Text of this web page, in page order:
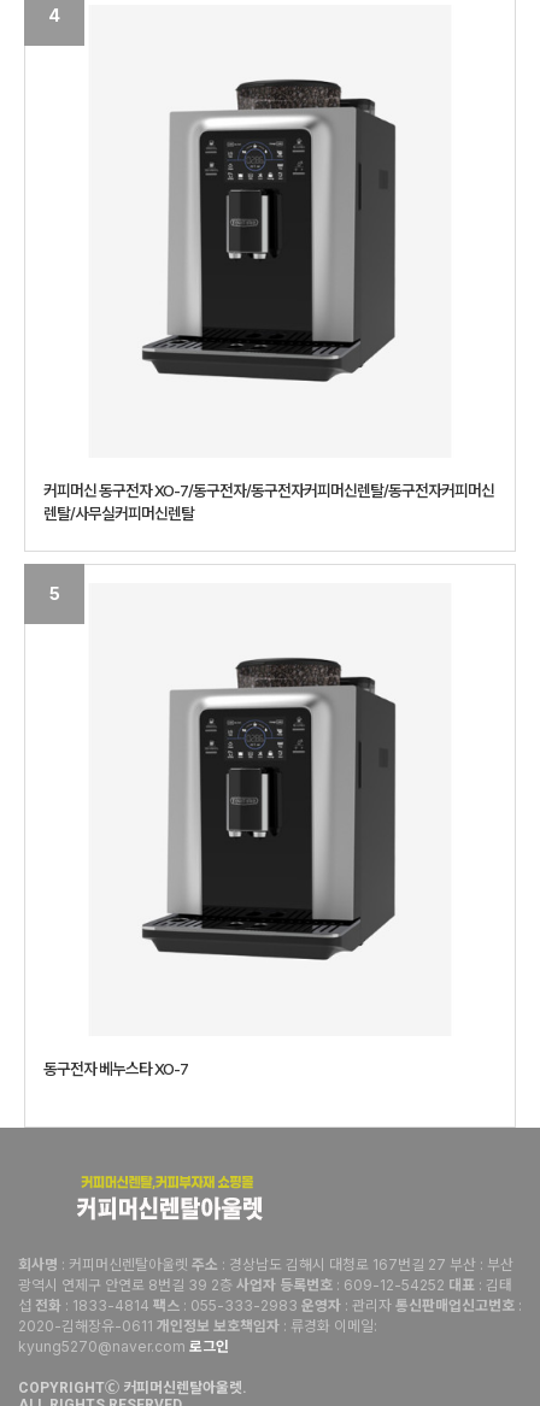
4
커피머신 동구전자 XO-7/동구전자/동구전자커피머신렌탈/동구전자커피머신
렌탈/사무실커피머신렌탈
5
동구전자 베누스타 XO-7
회사명 : 커피머신렌탈아울렛 주소 : 경상남도 김해시 대청로 167번길 27 부산 : 부산
광역시 연제구 안연로 8번길 39 2층 사업자 등록번호 : 609-12-54252 대표 : 김태
섭 전화 : 1833-4814 팩스 : 055-333-2983 운영자 : 관리자 통신판매업신고번호 :
2020-김해장유-0611 개인정보 보호책임자 : 류경화 이메일:
kyung5270@naver.com 로그인
COPYRIGHTⒸ 커피머신렌탈아울렛.